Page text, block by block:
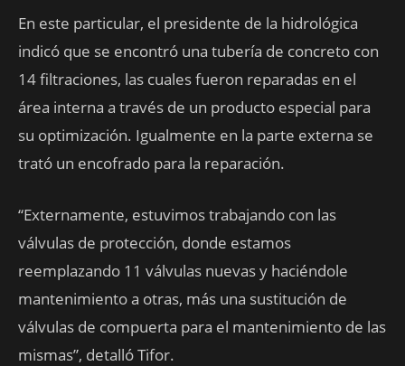
En este particular, el presidente de la hidrológica
indicó que se encontró una tubería de concreto con
14 filtraciones, las cuales fueron reparadas en el
área interna a través de un producto especial para
su optimización. Igualmente en la parte externa se
trató un encofrado para la reparación.
“Externamente, estuvimos trabajando con las
válvulas de protección, donde estamos
reemplazando 11 válvulas nuevas y haciéndole
mantenimiento a otras, más una sustitución de
válvulas de compuerta para el mantenimiento de las
mismas”, detalló Tifor.